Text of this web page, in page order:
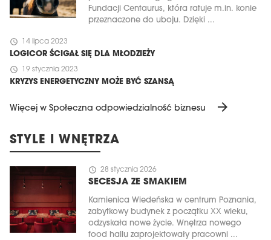
Fundacji Centaurus, która ratuje m.in. konie
przeznaczone do uboju. Dzięki ...
schedule 14 lipca 2023
LOGICOR ŚCIGAŁ SIĘ DLA MŁODZIEŻY
schedule 19 stycznia 2023
KRYZYS ENERGETYCZNY MOŻE BYĆ SZANSĄ
Więcej w Społeczna odpowiedzialność biznesu arrow_forward
STYLE I WNĘTRZA
schedule 28 stycznia 2026
SECESJA ZE SMAKIEM
Kamienica Wiedeńska w centrum Poznania,
zabytkowy budynek z początku XX wieku,
odzyskała nowe życie. Wnętrza nowego
food hallu zaprojektowały pracowni ...